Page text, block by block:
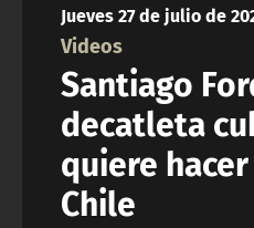
Jueves 27 de julio de
Videos
Santiago
decatleta
quiere
Chile